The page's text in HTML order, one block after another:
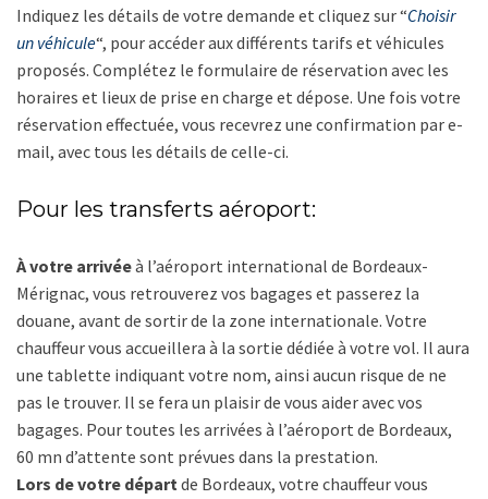
Indiquez les détails de votre demande et cliquez sur “Choisir
un véhicule“, pour accéder aux différents tarifs et véhicules
proposés. Complétez le formulaire de réservation avec les
horaires et lieux de prise en charge et dépose. Une fois votre
réservation effectuée, vous recevrez une confirmation par e-
mail, avec tous les détails de celle-ci.
Pour les transferts aéroport:
À votre arrivéeà l’aéroport international de Bordeaux-
Mérignac, vous retrouverez vos bagages et passerez la
douane, avant de sortir de la zone internationale. Votre
chauffeur vous accueillera à la sortie dédiée à votre vol. Il aura
une tablette indiquant votre nom, ainsi aucun risque de ne
pas le trouver. Il se fera un plaisir de vous aider avec vos
bagages. Pour toutes les arrivées à l’aéroport de Bordeaux,
60 mn d’attente sont prévues dans la prestation.
Lors de votre départde Bordeaux, votre chauffeur vous